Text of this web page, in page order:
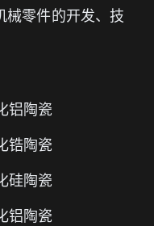
械零件的开发、技
铝陶瓷
锆陶瓷
硅陶瓷
铝陶瓷